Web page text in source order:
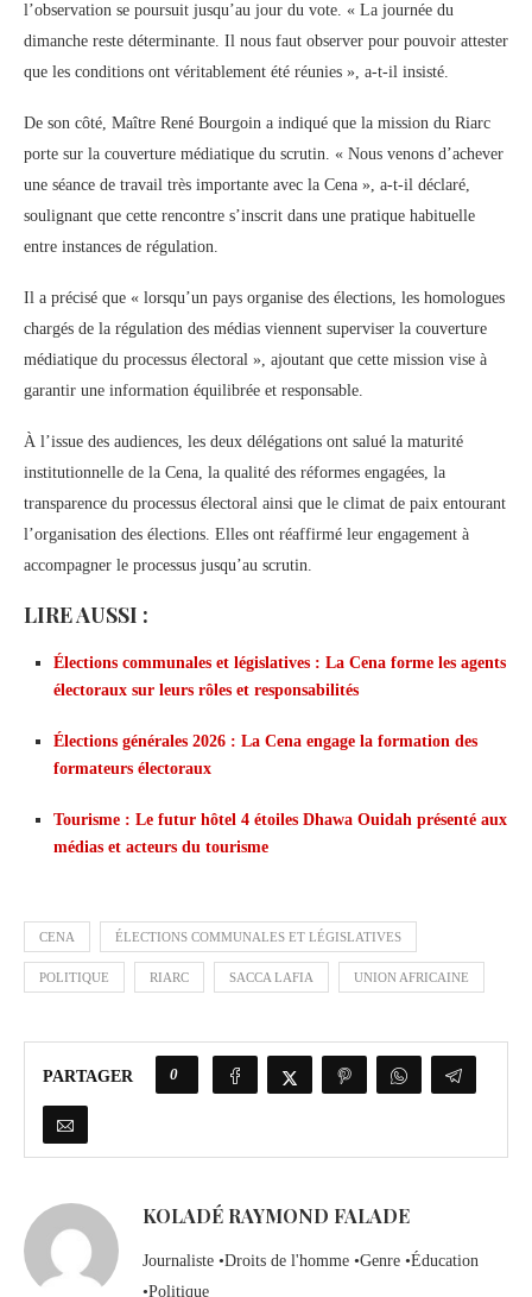
l’observation se poursuit jusqu’au jour du vote. « La journée du
dimanche reste déterminante. Il nous faut observer pour pouvoir attester
que les conditions ont véritablement été réunies », a-t-il insisté.
De son côté, Maître René Bourgoin a indiqué que la mission du Riarc
porte sur la couverture médiatique du scrutin. « Nous venons d’achever
une séance de travail très importante avec la Cena », a-t-il déclaré,
soulignant que cette rencontre s’inscrit dans une pratique habituelle
entre instances de régulation.
Il a précisé que « lorsqu’un pays organise des élections, les homologues
chargés de la régulation des médias viennent superviser la couverture
médiatique du processus électoral », ajoutant que cette mission vise à
garantir une information équilibrée et responsable.
À l’issue des audiences, les deux délégations ont salué la maturité
institutionnelle de la Cena, la qualité des réformes engagées, la
transparence du processus électoral ainsi que le climat de paix entourant
l’organisation des élections. Elles ont réaffirmé leur engagement à
accompagner le processus jusqu’au scrutin.
LIRE AUSSI :
Élections communales et législatives : La Cena forme les agents
électoraux sur leurs rôles et responsabilités
Élections générales 2026 : La Cena engage la formation des
formateurs électoraux
Tourisme : Le futur hôtel 4 étoiles Dhawa Ouidah présenté aux
médias et acteurs du tourisme
CENA ÉLECTIONS COMMUNALES ET LÉGISLATIVES
POLITIQUE RIARC SACCA LAFIA UNION AFRICAINE
PARTAGER 0
KOLADÉ RAYMOND FALADE
Journaliste •Droits de l'homme •Genre •Éducation
•Politique